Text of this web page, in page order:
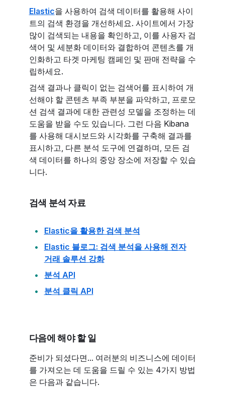
Elastic을 사용하여 검색 데이터를 활용해 사이
트의 검색 환경을 개선하세요. 사이트에서 가장
많이 검색되는 내용을 확인하고, 이를 사용자 검
색어 및 세분화 데이터와 결합하여 콘텐츠를 개
인화하고 타겟 마케팅 캠페인 및 판매 전략을 수
립하세요.
검색 결과나 클릭이 없는 검색어를 표시하여 개
선해야 할 콘텐츠 부족 부분을 파악하고, 프로모
션 검색 결과에 대한 관련성 모델을 조정하는 데
도움을 받을 수도 있습니다. 그런 다음 Kibana
를 사용해 대시보드와 시각화를 구축해 결과를
표시하고, 다른 분석 도구에 연결하며, 모든 검
색 데이터를 하나의 중앙 장소에 저장할 수 있습
니다.
검색 분석 자료
Elastic을 활용한 검색 분석
Elastic 블로그: 검색 분석을 사용해 전자
거래 솔루션 강화
분석 API
분석 클릭 API
다음에 해야 할 일
준비가 되셨다면... 여러분의 비즈니스에 데이터
를 가져오는 데 도움을 드릴 수 있는 4가지 방법
은 다음과 같습니다.